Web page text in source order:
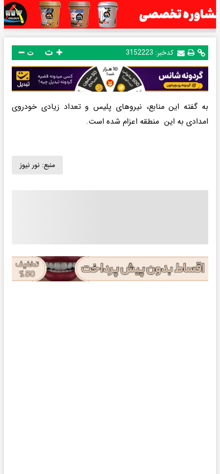
کدخبر: 3152223 ت
به گفته این منابع، نیروهای پلیس و تعداد زیادی خودروی
امدادی به این منطقه اعزام شده است.
منبع: نور نیوز